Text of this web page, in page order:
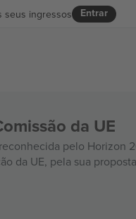
Entrar
seus ingressos
da UE
pelo Horizon
da UE, pela sua